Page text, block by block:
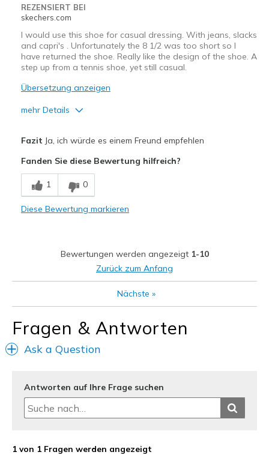
REZENSIERT BEI
skechers.com
I would use this shoe for casual dressing. With jeans, slacks
and capri's . Unfortunately the 8 1/2 was too short so I
have returned the shoe. Really like the design of the shoe. A
step up from a tennis shoe, yet still casual.
Übersetzung anzeigen
mehr Details
Stylish
Geeignete Verwendung
Casual Wear
Feels half size too small
I'm Into Shoes
Fazit Ja, ich würde es einem Freund empfehlen
Fanden Sie diese Bewertung hilfreich?
1 0
Diese Bewertung markieren
Bewertungen werden angezeigt 1-10
Zurück zum Anfang
Nächste »
Fragen & Antworten
Ask a Question
Antworten auf Ihre Frage suchen
1 von 1 Fragen werden angezeigt